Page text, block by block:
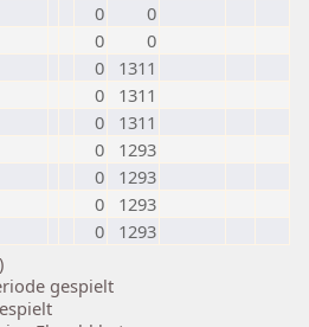
0
0
0
0
0
1311
0
1311
0
1311
0
1293
0
1293
0
1293
0
1293
gespielt